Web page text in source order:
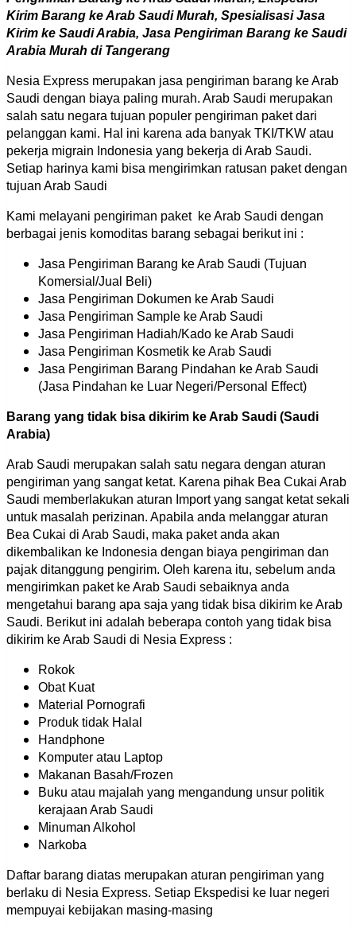
Kirim Barang ke Arab Saudi Murah, Spesialisasi Jasa
Kirim ke Saudi Arabia, Jasa Pengiriman Barang ke Saudi
Arabia Murah di Tangerang
Nesia Express merupakan jasa pengiriman barang ke Arab
Saudi dengan biaya paling murah. Arab Saudi merupakan
salah satu negara tujuan populer pengiriman paket dari
pelanggan kami. Hal ini karena ada banyak TKI/TKW atau
pekerja migrain Indonesia yang bekerja di Arab Saudi.
Setiap harinya kami bisa mengirimkan ratusan paket dengan
tujuan Arab Saudi
Kami melayani pengiriman paket ke Arab Saudi dengan
berbagai jenis komoditas barang sebagai berikut ini :
Jasa Pengiriman Barang ke Arab Saudi (Tujuan
Komersial/Jual Beli)
Jasa Pengiriman Dokumen ke Arab Saudi
Jasa Pengiriman Sample ke Arab Saudi
Jasa Pengiriman Hadiah/Kado ke Arab Saudi
Jasa Pengiriman Kosmetik ke Arab Saudi
Jasa Pengiriman Barang Pindahan ke Arab Saudi
(Jasa Pindahan ke Luar Negeri/Personal Effect)
Barang yang tidak bisa dikirim ke Arab Saudi (Saudi
Arabia)
Arab Saudi merupakan salah satu negara dengan aturan
pengiriman yang sangat ketat. Karena pihak Bea Cukai Arab
Saudi memberlakukan aturan Import yang sangat ketat sekali
untuk masalah perizinan. Apabila anda melanggar aturan
Bea Cukai di Arab Saudi, maka paket anda akan
dikembalikan ke Indonesia dengan biaya pengiriman dan
pajak ditanggung pengirim. Oleh karena itu, sebelum anda
mengirimkan paket ke Arab Saudi sebaiknya anda
mengetahui barang apa saja yang tidak bisa dikirim ke Arab
Saudi. Berikut ini adalah beberapa contoh yang tidak bisa
dikirim ke Arab Saudi di Nesia Express :
Rokok
Obat Kuat
Material Pornografi
Produk tidak Halal
Handphone
Komputer atau Laptop
Makanan Basah/Frozen
Buku atau majalah yang mengandung unsur politik
kerajaan Arab Saudi
Minuman Alkohol
Narkoba
Daftar barang diatas merupakan aturan pengiriman yang
berlaku di Nesia Express. Setiap Ekspedisi ke luar negeri
mempuyai kebijakan masing-masing